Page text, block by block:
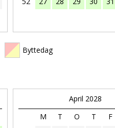
Byttedag
April 2028
M
T O T F